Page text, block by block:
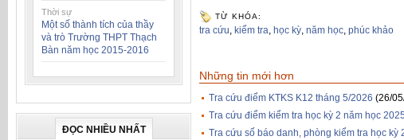
Thời sự
Một số thành tích của thầy
và trò Trường THPT Thạch
Bàn năm học 2015-2016
ĐỌC NHIỀU NHẤT
TỪ KHÓA:
tra cứu, kiểm tra, học kỳ, năm học, phúc khảo
Những tin mới hơn
Tra cứu điểm KTKS K12 tháng 5/2026 (26/
Tra cứu điểm kiểm tra học kỳ 2 năm học
Tra cứu số báo danh, phòng kiểm tra học kỳ